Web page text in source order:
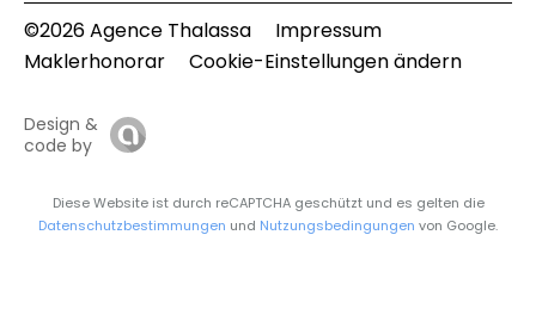
©2026 Agence Thalassa
Impressum
Maklerhonorar
Cookie-Einstellungen ändern
Design &
code by
Diese Website ist durch reCAPTCHA geschützt und es gelten die
Datenschutzbestimmungen und Nutzungsbedingungen von Google.